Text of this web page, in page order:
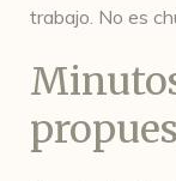
trabajo. No es